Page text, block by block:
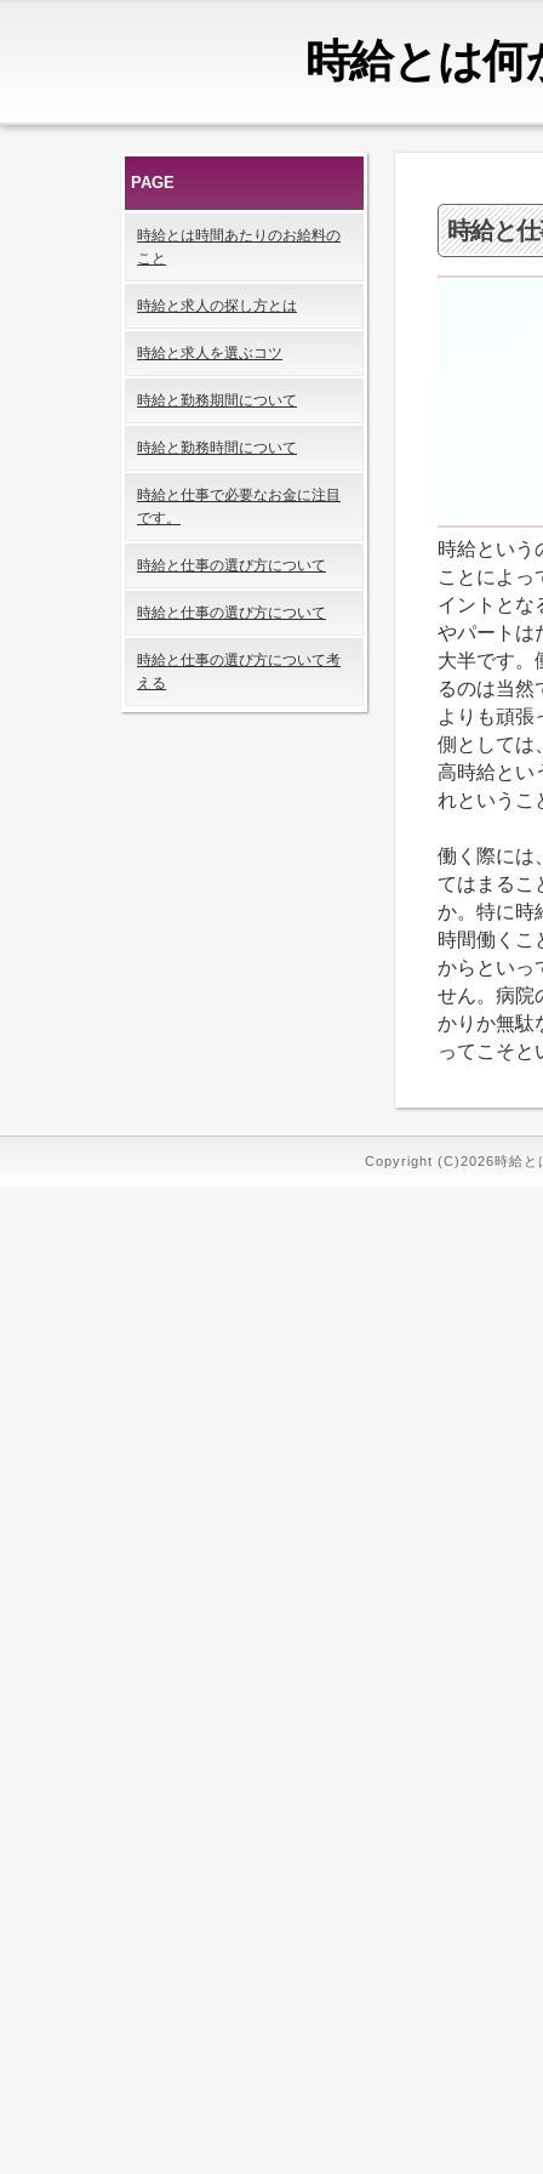
時給とは
PAGE
時給とは時間あたりのお給料の
こと
時給と求人の探し方とは
時給と求人を選ぶコツ
時給と勤務期間について
時給と勤務時間について
時給と仕事で必要なお金に注目
です。
時給と仕事の選び方について
時給と仕事の選び方について
時給と仕事の選び方について考
える
時給と
時給という
ことによっ
イントとな
やパートは
大半です。
るのは当然
よりも頑張
側としては
高時給とい
れというこ
働く際には
てはまるこ
か。特に時
時間働くこ
からといっ
せん。病院
かりか無駄
ってこそと
Copyright (C)2026時給と